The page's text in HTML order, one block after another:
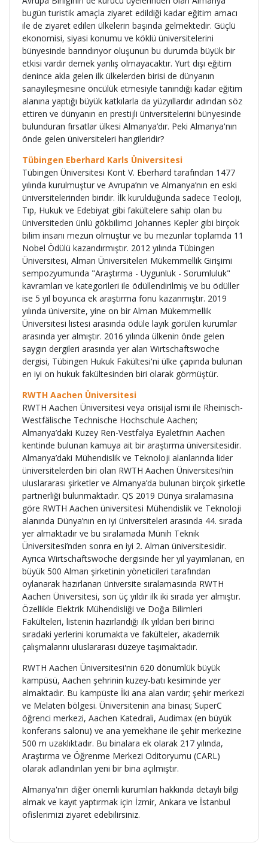
bugün turistik amaçla ziyaret edildiği kadar eğitim amacı
ile de ziyaret edilen ülkelerin başında gelmektedir. Güçlü
ekonomisi, siyasi konumu ve köklü üniversitelerini
bünyesinde barındırıyor oluşunun bu durumda büyük bir
etkisi vardır demek yanlış olmayacaktır. Yurt dışı eğitim
denince akla gelen ilk ülkelerden birisi de dünyanın
sanayileşmesine öncülük etmesiyle tanındığı kadar eğitim
alanına yaptığı büyük katkılarla da yüzyıllardır adından söz
ettiren ve dünyanın en prestijli üniversitelerini bünyesinde
bulunduran fırsatlar ülkesi Almanya’dır. Peki Almanya'nın
önde gelen üniversiteleri hangileridir?
Tübingen Eberhard Karls Üniversitesi
Tübingen Üniversitesi Kont V. Eberhard tarafından 1477
yılında kurulmuştur ve Avrupa’nın ve Almanya’nın en eski
üniversitelerinden biridir. İlk kurulduğunda sadece Teoloji,
Tıp, Hukuk ve Edebiyat gibi fakültelere sahip olan bu
üniversiteden ünlü gökbilimci Johannes Kepler gibi birçok
bilim insanı mezun olmuştur ve bu mezunlar toplamda 11
Nobel Ödülü kazandırmıştır. 2012 yılında Tübingen
Üniversitesi, Alman Üniversiteleri Mükemmellik Girişimi
sempozyumunda "Araştırma - Uygunluk - Sorumluluk"
kavramları ve kategorileri ile ödüllendirilmiş ve bu ödüller
ise 5 yıl boyunca ek araştırma fonu kazanmıştır. 2019
yılında üniversite, yine on bir Alman Mükemmellik
Üniversitesi listesi arasında ödüle layık görülen kurumlar
arasında yer almıştır. 2016 yılında ülkenin önde gelen
saygın dergileri arasında yer alan Wirtschaftswoche
dergisi, Tübingen Hukuk Fakültesi'ni ülke çapında bulunan
en iyi on hukuk fakültesinden biri olarak görmüştür.
RWTH Aachen Üniversitesi
RWTH Aachen Üniversitesi veya orisijal ismi ile Rheinisch-
Westfälische Technische Hochschule Aachen;
Almanya’daki Kuzey Ren-Vestfalya Eyaleti’nin Aachen
kentinde bulunan kamuya ait bir araştırma üniversitesidir.
Almanya’daki Mühendislik ve Teknoloji alanlarında lider
üniversitelerden biri olan RWTH Aachen Üniversitesi’nin
uluslararası şirketler ve Almanya’da bulunan birçok şirketle
partnerliği bulunmaktadır. QS 2019 Dünya sıralamasına
göre RWTH Aachen üniversitesi Mühendislik ve Teknoloji
alanında Dünya’nın en iyi üniversiteleri arasında 44. sırada
yer almaktadır ve bu sıralamada Münih Teknik
Üniversitesi’nden sonra en iyi 2. Alman üniversitesidir.
Ayrıca Wirtschaftswoche dergisinde her yıl yayımlanan, en
büyük 500 Alman şirketinin yöneticileri tarafından
oylanarak hazırlanan üniversite sıralamasında RWTH
Aachen Üniversitesi, son üç yıldır ilk iki sırada yer almıştır.
Özellikle Elektrik Mühendisliği ve Doğa Bilimleri
Fakülteleri, listenin hazırlandığı ilk yıldan beri birinci
sıradaki yerlerini korumakta ve fakülteler, akademik
çalışmalarını uluslararası düzeye taşımaktadır.
RWTH Aachen Üniversitesi'nin 620 dönümlük büyük
kampüsü, Aachen şehrinin kuzey-batı kesiminde yer
almaktadır. Bu kampüste İki ana alan vardır; şehir merkezi
ve Melaten bölgesi. Üniversitenin ana binası; SuperC
öğrenci merkezi, Aachen Katedrali, Audimax (en büyük
konferans salonu) ve ana yemekhane ile şehir merkezine
500 m uzaklıktadır. Bu binalara ek olarak 217 yılında,
Araştırma ve Öğrenme Merkezi Oditoryumu (CARL)
olarak adlandırılan yeni bir bina açılmıştır.
Almanya'nın diğer önemli kurumları hakkında detaylı bilgi
almak ve kayıt yaptırmak için İzmir, Ankara ve İstanbul
ofislerimizi ziyaret edebilirsiniz.